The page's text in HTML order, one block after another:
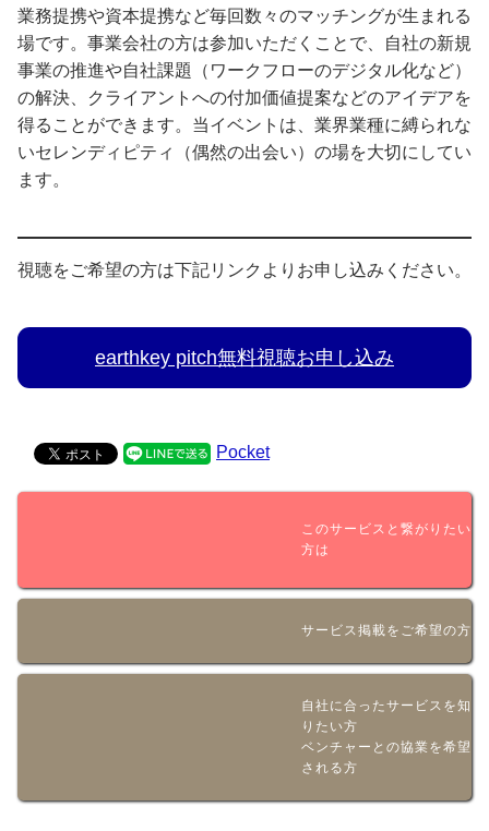
業務提携や資本提携など毎回数々のマッチングが生まれる
場です。事業会社の方は参加いただくことで、自社の新規
事業の推進や自社課題（ワークフローのデジタル化など）
の解決、クライアントへの付加価値提案などのアイデアを
得ることができます。当イベントは、業界業種に縛られな
いセレンディピティ（偶然の出会い）の場を大切にしてい
ます。
視聴をご希望の方は下記リンクよりお申し込みください。
earthkey pitch無料視聴お申し込み
Pocket
このサービスと繋がりたい
方は
サービス掲載をご希望の方
自社に合ったサービスを知
りたい方
ベンチャーとの協業を希望
される方